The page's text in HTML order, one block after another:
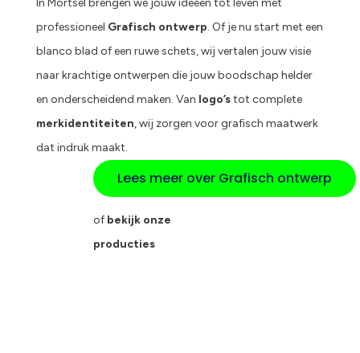
In Mortsel brengen we jouw ideeën tot leven met
professioneel Grafisch ontwerp. Of je nu start met een
blanco blad of een ruwe schets, wij vertalen jouw visie
naar krachtige ontwerpen die jouw boodschap helder
en onderscheidend maken. Van logo’stot complete
merkidentiteiten, wij zorgen voor grafisch maatwerk
dat indruk maakt.
Lees meer over Grafisch ontwerp
ofbekijk onze
producties